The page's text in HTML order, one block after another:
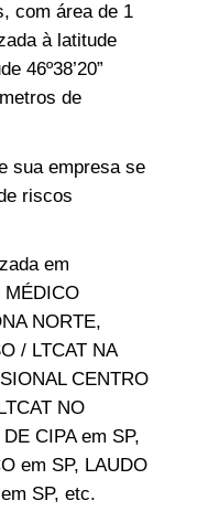
com área de 1
à latitude
46º38’20”
de
sua empresa se
riscos
em
MÉDICO
NORTE,
/ LTCAT NA
CENTRO
NO
CIPA em SP,
em SP, LAUDO
SP, etc.